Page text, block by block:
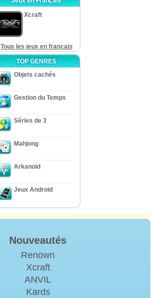
Xcraft
Tous les jeux en français
TOP GENRES
Objets cachés
Gestion du Temps
Séries de 3
Mahjong
Arkanoid
Jeux Android
Nouveautés
Renown
Xcraft
ANVIL
Kards